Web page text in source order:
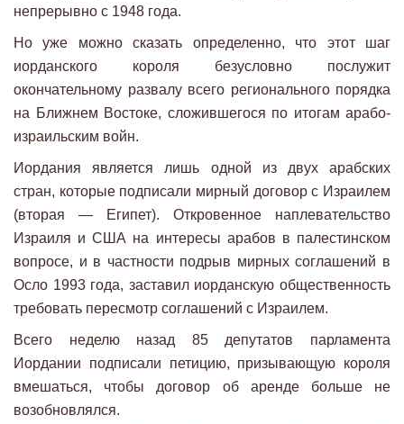
непрерывно с 1948 года.
Но уже можно сказать определенно, что этот шаг
иорданского короля безусловно послужит
окончательному развалу всего регионального порядка
на Ближнем Востоке, сложившегося по итогам арабо-
израильским войн.
Иордания является лишь одной из двух арабских
стран, которые подписали мирный договор с Израилем
(вторая — Египет). Откровенное наплевательство
Израиля и США на интересы арабов в палестинском
вопросе, и в частности подрыв мирных соглашений в
Осло 1993 года, заставил иорданскую общественность
требовать пересмотр соглашений с Израилем.
Всего неделю назад 85 депутатов парламента
Иордании подписали петицию, призывающую короля
вмешаться, чтобы договор об аренде больше не
возобновлялся.